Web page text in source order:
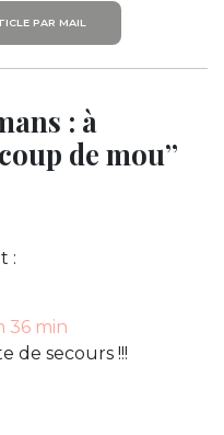
PAR MAIL
: à
de mou”
:
36 min
de secours !!!